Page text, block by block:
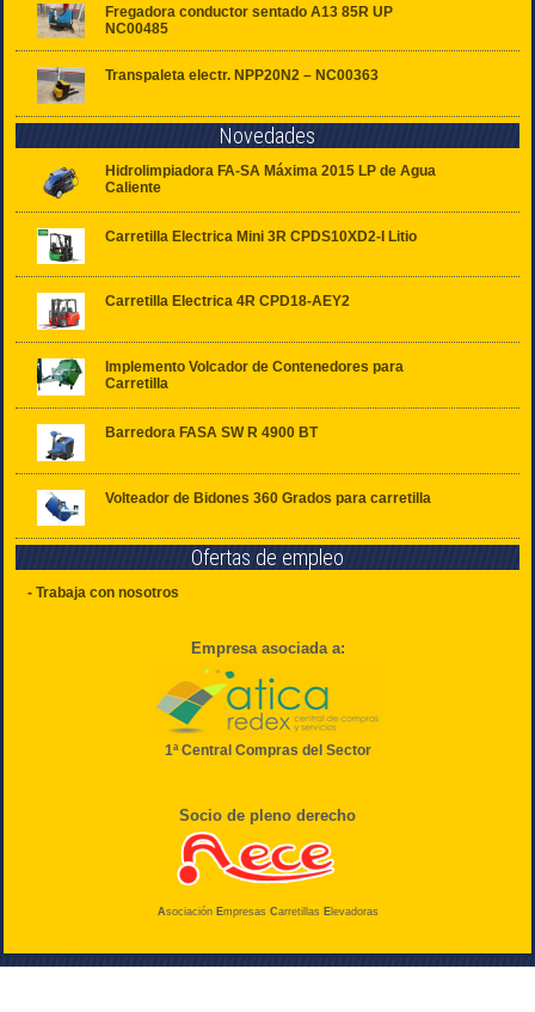
Fregadora conductor sentado A13 85R UP
NC00485
Transpaleta electr. NPP20N2 – NC00363
Novedades
Hidrolimpiadora FA-SA Máxima 2015 LP de Agua
Caliente
Carretilla Electrica Mini 3R CPDS10XD2-I Litio
Carretilla Electrica 4R CPD18-AEY2
Implemento Volcador de Contenedores para
Carretilla
Barredora FASA SW R 4900 BT
Volteador de Bidones 360 Grados para carretilla
Ofertas de empleo
- Trabaja con nosotros
Empresa asociada a:
1ª Central Compras del Sector
Socio de pleno derecho
Asociación Empresas Carretillas Elevadoras